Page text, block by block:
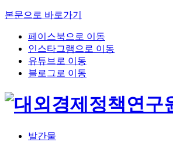
본문으로 바로가기
페이스북으로 이동
인스타그램으로 이동
유튜브로 이동
블로그로 이동
발간물